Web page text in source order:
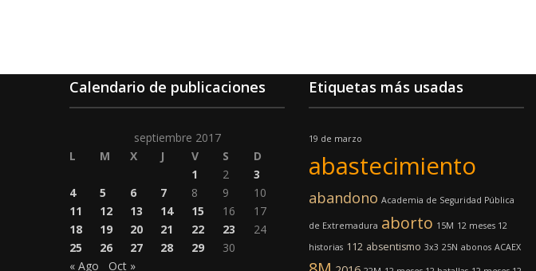
Calendario de publicaciones
septiembre 2017
L
M X J V S
D
1
2
3
4
5 6 7 8 9
10
11
12 13 14 15 16
17
18
19 20 21 22 23
24
25
26 27 28 29
30
« Ago
Oct »
Etiquetas más usadas
19 de marzo
abastecimiento
abandono Academia de Seguridad Pública
de Extremadura aborto 15M 12 meses 12
historias 112 absentismo 3x3 25N abonos ACAEX